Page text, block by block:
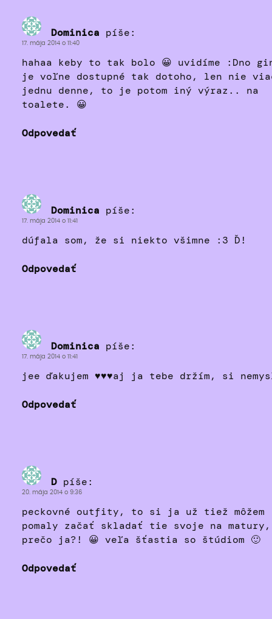
Dominica píše:
17. mája 2014 o 11:40
hahaa keby to tak bolo 😀 uvidíme :Dno
je voľne dostupné tak dotoho, len nie
jednu denne, to je potom iný výraz.. na
toalete. 😀
Odpovedať
Dominica píše:
17. mája 2014 o 11:41
dúfala som, že si niekto všimne :3 Ď!
Odpovedať
Dominica píše:
17. mája 2014 o 11:41
jee ďakujem ♥♥♥aj ja tebe držím, si
Odpovedať
D píše:
20. mája 2014 o 9:36
peckovné outfity, to si ja už tiež môžem
pomaly začať skladať tie svoje na
prečo ja?! 😀 veľa šťastia so štúdiom 🙂
Odpovedať